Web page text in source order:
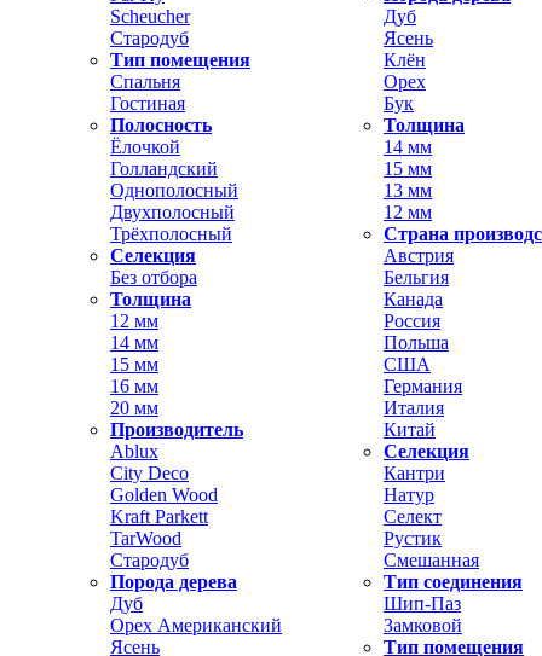
Scheucher
Стародуб
Тип помещения
Спальня
Гостиная
Полосность
Ёлочкой
Голландский
Однополосный
Двухполосный
Трёхполосный
Селекция
Без отбора
Дуб
Ясень
Клён
Орех
Бук
Толщина
14 мм
15 мм
13 мм
12 мм
Страна
Австрия
Бельгия
Толщина
12 мм
14 мм
15 мм
16 мм
20 мм
Производитель
Ablux
City Deco
Golden Wood
Kraft Parkett
TarWood
Стародуб
Порода дерева
Дуб
Орех Американский
Ясень
Канада
Россия
Польша
США
Германия
Италия
Китай
Селекция
Кантри
Натур
Селект
Рустик
Смешанная
Тип соединения
Шип-Паз
Замковой
Тип помещения